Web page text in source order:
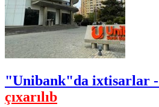
"Unibank"da ixtisarlar -
çıxarılıb